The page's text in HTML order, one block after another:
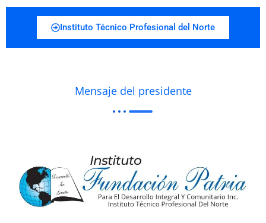
Instituto Técnico Profesional del Norte
Mensaje del presidente